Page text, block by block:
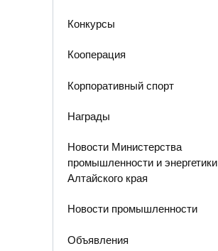
Конкурсы
Кооперация
Корпоративный спорт
Награды
Новости Министерства
промышленности и энергетики
Алтайского края
Новости промышленности
Объявления